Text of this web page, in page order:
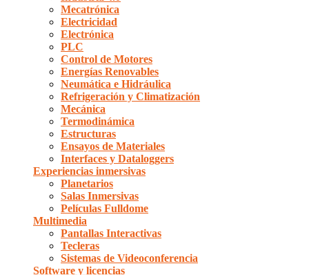
Mecatrónica
Electricidad
Electrónica
PLC
Control de Motores
Energías Renovables
Neumática e Hidráulica
Refrigeración y Climatización
Mecánica
Termodinámica
Estructuras
Ensayos de Materiales
Interfaces y Dataloggers
Experiencias inmersivas
Planetarios
Salas Inmersivas
Películas Fulldome
Multimedia
Pantallas Interactivas
Tecleras
Sistemas de Videoconferencia
Software y licencias